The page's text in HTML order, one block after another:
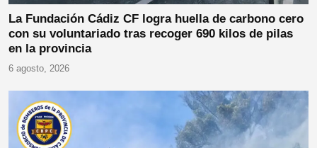
La Fundación Cádiz CF logra huella de carbono cero
con su voluntariado tras recoger 690 kilos de pilas
en la provincia
6 agosto, 2026